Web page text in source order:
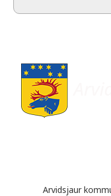
Arvidsjaur